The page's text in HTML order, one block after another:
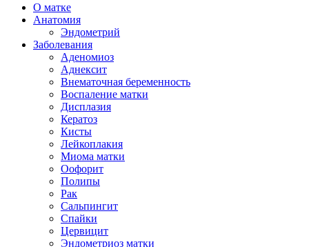
О матке
Анатомия
Эндометрий
Заболевания
Аденомиоз
Аднексит
Внематочная беременность
Воспаление матки
Дисплазия
Кератоз
Кисты
Лейкоплакия
Миома матки
Оофорит
Полипы
Рак
Сальпингит
Спайки
Цервицит
Эндометриоз матки